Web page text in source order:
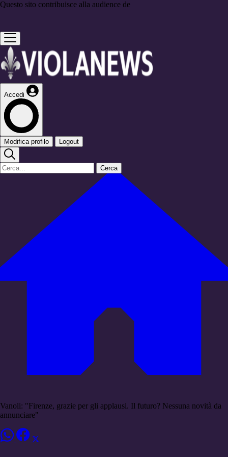
Questo sito contribuisce alla audience de
Accedi
Modifica profilo Logout
Cerca
Vanoli: "Firenze, grazie per gli applausi. Il futuro? Nessuna novità da
annunciare"